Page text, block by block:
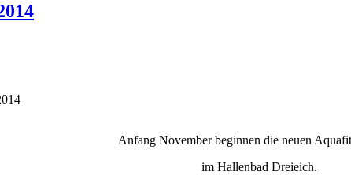
Anfang November beginnen die neuen
im Hallenbad Dreieich.